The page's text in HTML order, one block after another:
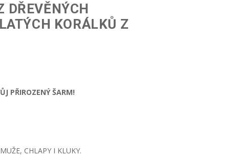
DŘEVĚNÝCH
KORÁLKŮ Z
PŘIROZENÝ ŠARM!
CHLAPY I KLUKY.